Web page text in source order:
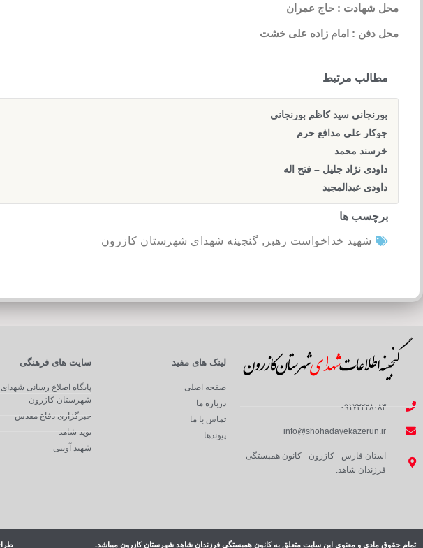
محل شهادت : حاج عمران
محل دفن : امام زاده علی خشت
مطالب مرتبط
بورنجانی سید کاظم بورنجانی
جوکار علی مدافع حرم
خرسند محمد
داودی نژاد جلیل – فتح اله
داودی عبدالمجید
برچسب ها
شهید خداخواست رهبر , گنجینه شهدای شهرستان کازرون
۰۹۱۷۳۲۲۸۰۸۳
info@shohadayekazerun.ir
استان فارس - کازرون - کانون همبستگی
فرزندان شاهد.
لینک های مفید
صفحه اصلی
درباره ما
تماس با ما
پیوندها
سایت های فرهنگی
پایگاه اصلاع رسانی شهدای
شهرستان کازرون
خبرگزاری دفاع مقدس
نوید شاهد
شهید آوینی
تمام حقوق مادی و معنوی این سایت متعلق به کانون همبستگی فرزندان شاهد شهرستان کازرون میباشد.